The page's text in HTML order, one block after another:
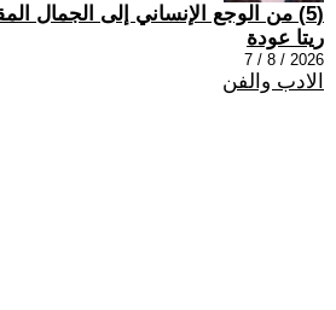
(5) من الوجع الإنساني إلى الجمال المقاوم
ريتا عودة
2026 / 8 / 7
الادب والفن